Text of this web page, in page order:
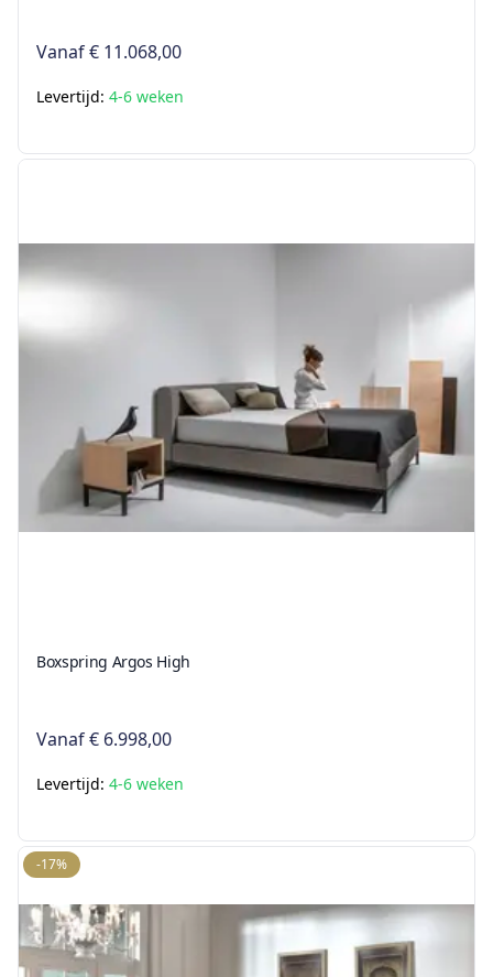
Vanaf€ 11.068,00
Levertijd: 4-6 weken
Boxspring Argos High
Vanaf€ 6.998,00
Levertijd: 4-6 weken
-17%